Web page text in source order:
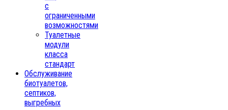
с
ограниченными
возможностями
Туалетные
модули
класса
стандарт
Обслуживание
биотуалетов,
септиков,
выгребных